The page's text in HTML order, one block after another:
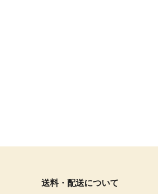
送料・配送について